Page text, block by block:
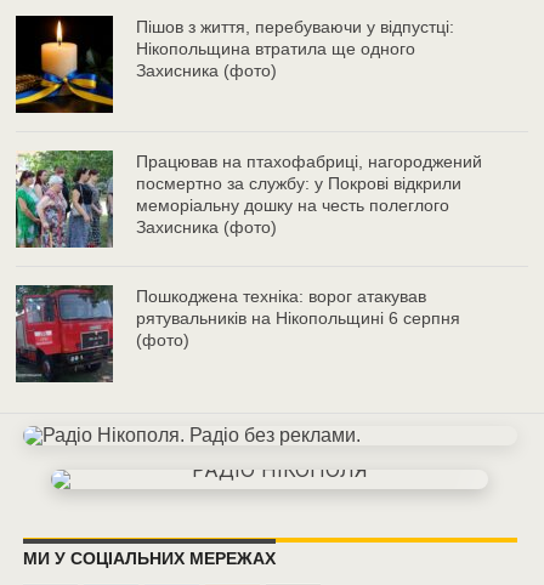
Пішов з життя, перебуваючи у відпустці:
Нікопольщина втратила ще одного
Захисника (фото)
Працював на птахофабриці, нагороджений
посмертно за службу: у Покрові відкрили
меморіальну дошку на честь полеглого
Захисника (фото)
Пошкоджена техніка: ворог атакував
рятувальників на Нікопольщині 6 серпня
(фото)
МИ У СОЦІАЛЬНИХ МЕРЕЖАХ